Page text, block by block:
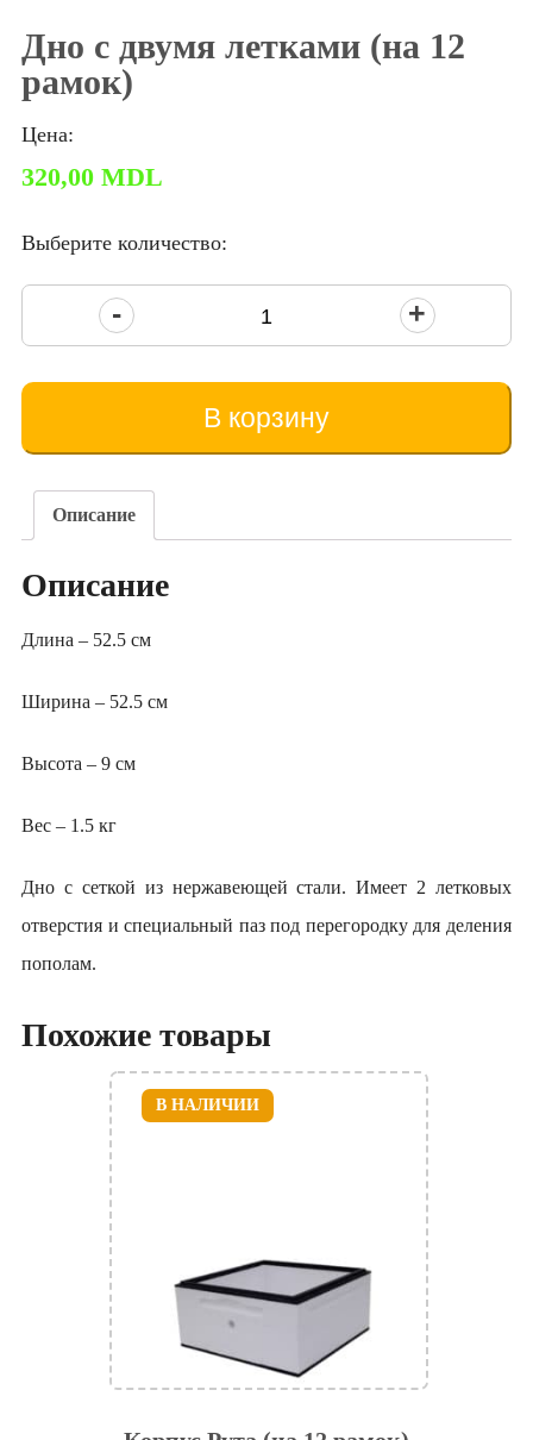
Дно с двумя летками (на 12
рамок)
Цена:
320,00 MDL
Выберите количество:
Количество
товара
Fund
urdinișuri
12
В корзину
Описание
Описание
Длина – 52.5 см
Ширина – 52.5 см
Высота – 9 см
Вес – 1.5 кг
Дно с сеткой из нержавеющей стали. Имеет 2 летковых
отверстия и специальный паз под перегородку для деления
пополам.
Похожие товары
В НАЛИЧИИ